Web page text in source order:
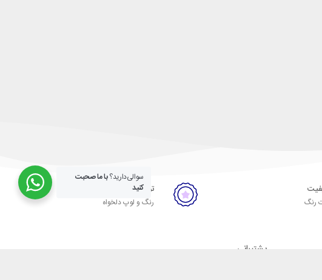
رنگ
تولید سفارشی
رنگ و لوپ دلخواه
پشتیبانی
سوالی‌دارید؟با ما صحبت
کنید